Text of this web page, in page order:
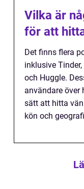
Vilka är
för att
Det finns flera
inklusive Tinder,
och Huggle.
användare över
sätt att hitta
kön och